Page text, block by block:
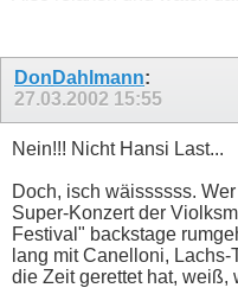
DonDahlmann:
27.03.2002 15:55
Nein!!! Nicht Hansi Last...
Doch, isch wäissssss.
Super-Konzert der
Festival" backstage
lang mit Canelloni,
die Zeit gerettet hat, weiß,